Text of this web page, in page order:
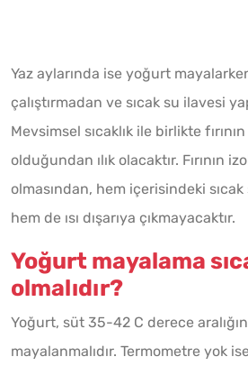
Yaz aylarında ise yoğurt mayalarken
çalıştırmadan ve sıcak su ilavesi
Mevsimsel sıcaklık ile birlikte
olduğundan ılık olacaktır. Fırının
olmasından, hem içerisindeki sıcak
hem de ısı dışarıya çıkmayacaktır.
Yoğurt mayalama
olmalıdır?
Yoğurt, süt 35-42 C derece
mayalanmalıdır. Termometre yok